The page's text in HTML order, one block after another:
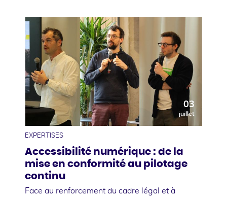
03
juillet
EXPERTISES
Accessibilité numérique : de la
mise en conformité au pilotage
continu
Face au renforcement du cadre légal et à